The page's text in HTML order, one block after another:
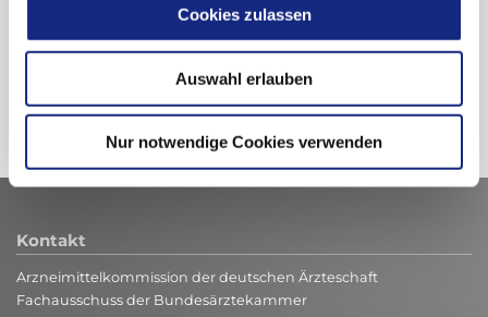
Cookies zulassen
Auswahl erlauben
Nur notwendige Cookies verwenden
Zur Übersicht
Kontakt
Arzneimittelkommission der deutschen Ärzteschaft
Fachausschuss der Bundesärztekammer